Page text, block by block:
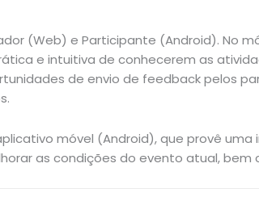
(Web) e Participante (Android). No
e intuitiva de conhecerem as
de envio de feedback pelos
móvel (Android), que provê
as condições do evento atual, bem